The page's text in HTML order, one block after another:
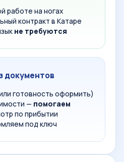
работе на ногах
контракт в Катаре
не требуются
документов
готовность оформить)
— помогаем
по прибытии
под ключ